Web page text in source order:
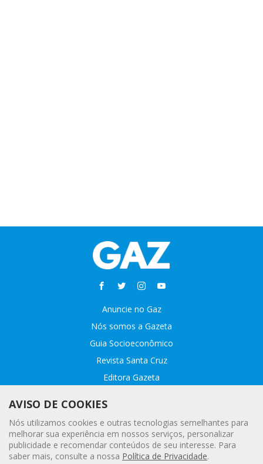
Anuncie no Gaz
Nós somos a Gazeta
Guia Socioeconômico
Revista Santa Cruz
Editora Gazeta
Fale conosco
Webmail
Assinatura Premiada
AVISO DE COOKIES
Nós utilizamos cookies e outras tecnologias semelhantes para
melhorar sua experiência em nossos serviços, personalizar
publicidade e recomendar conteúdos de seu interesse. Para
saber mais, consulte a nossa Política de Privacidade.